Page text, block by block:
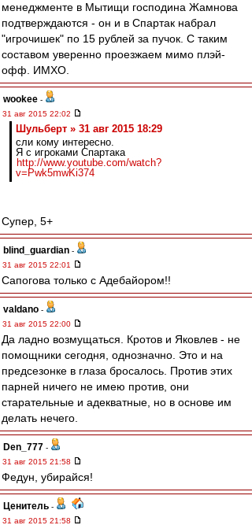
менеджменте в Мытищи господина Жамнова
подтверждаются - он и в Спартак набрал
"игрочишек" по 15 рублей за пучок. С таким
составом уверенно проезжаем мимо плэй-
офф. ИМХО.
wookee -
31 авг 2015 22:02
Шульберт » 31 авг 2015 18:29
сли кому интересно.
Я с игроками Спартака
http://www.youtube.com/watch?
v=Pwk5mwKi374
Супер, 5+
blind_guardian -
31 авг 2015 22:01
Сапогова только с Адебайором!!
valdano -
31 авг 2015 22:00
Да ладно возмущаться. Кротов и Яковлев - не
помощники сегодня, однозначно. Это и на
предсезонке в глаза бросалось. Против этих
парней ничего не имею против, они
старательные и адекватные, но в основе им
делать нечего.
Den_777 -
31 авг 2015 21:58
Федун, убирайся!
Ценитель -
31 авг 2015 21:58